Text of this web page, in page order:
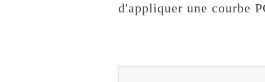
d'appliquer une courbe